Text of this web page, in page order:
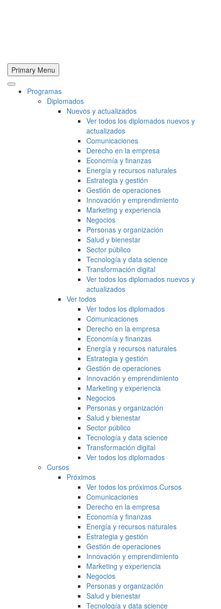
Primary Menu
Programas
Diplomados
Nuevos y actualizados
Ver todos los diplomados nuevos y
actualizados
Comunicaciones
Derecho en la empresa
Economía y finanzas
Energía y recursos naturales
Estrategia y gestión
Gestión de operaciones
Innovación y emprendimiento
Marketing y experiencia
Negocios
Personas y organización
Salud y bienestar
Sector público
Tecnología y data science
Transformación digital
Ver todos los diplomados nuevos y
actualizados
Ver todos
Ver todos los diplomados
Comunicaciones
Derecho en la empresa
Economía y finanzas
Energía y recursos naturales
Estrategia y gestión
Gestión de operaciones
Innovación y emprendimiento
Marketing y experiencia
Negocios
Personas y organización
Salud y bienestar
Sector público
Tecnología y data science
Transformación digital
Ver todos los diplomados
Cursos
Próximos
Ver todos los próximos Cursos
Comunicaciones
Derecho en la empresa
Economía y finanzas
Energía y recursos naturales
Estrategia y gestión
Gestión de operaciones
Innovación y emprendimiento
Marketing y experiencia
Negocios
Personas y organización
Salud y bienestar
Tecnología y data science